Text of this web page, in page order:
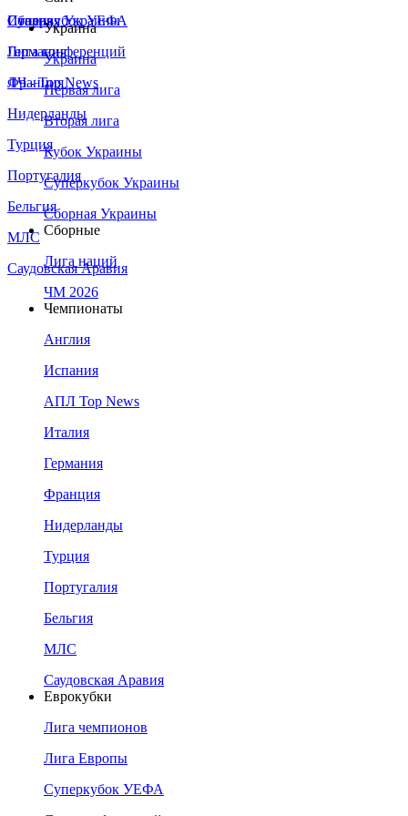
Сборная Украины
Италия
Германия
Франция
Нидерланды
Турция
Португалия
Бельгия
МЛС
Саудовская Аравия
Суперкубок УЕФА
Лига конференций
ЛЧ - Top News
Украина
Украина
Первая лига
Вторая лига
Кубок Украины
Суперкубок Украины
Сборная Украины
Сборные
Лига наций
ЧМ 2026
Чемпионаты
Англия
Испания
АПЛ Top News
Италия
Германия
Франция
Нидерланды
Турция
Португалия
Бельгия
МЛС
Саудовская Аравия
Еврокубки
Лига чемпионов
Лига Европы
Суперкубок УЕФА